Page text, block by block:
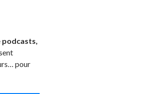
podcasts,
pour